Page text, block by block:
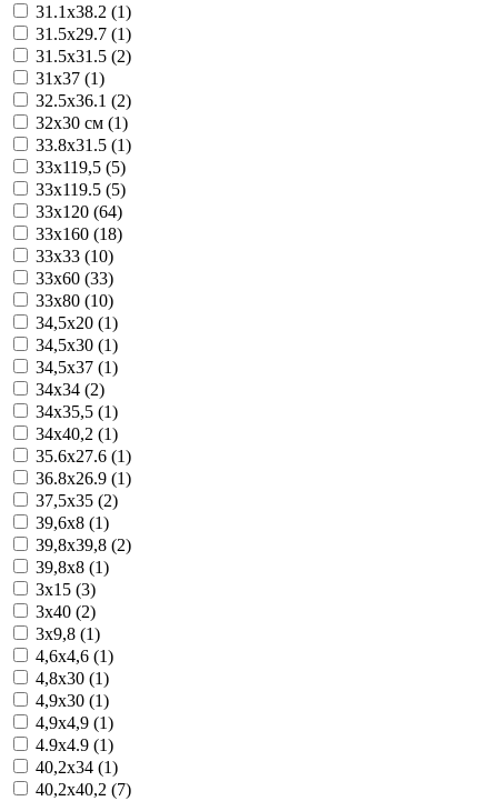
31.1x38.2 (1)
31.5x29.7 (1)
31.5x31.5 (2)
31x37 (1)
32.5x36.1 (2)
32x30 см (1)
33.8x31.5 (1)
33x119,5 (5)
33x119.5 (5)
33x120 (64)
33x160 (18)
33x33 (10)
33x60 (33)
33x80 (10)
34,5x20 (1)
34,5x30 (1)
34,5x37 (1)
34x34 (2)
34x35,5 (1)
34x40,2 (1)
35.6x27.6 (1)
36.8x26.9 (1)
37,5x35 (2)
39,6x8 (1)
39,8x39,8 (2)
39,8x8 (1)
3x15 (3)
3x40 (2)
3x9,8 (1)
4,6x4,6 (1)
4,8x30 (1)
4,9x30 (1)
4,9x4,9 (1)
4.9x4.9 (1)
40,2x34 (1)
40,2x40,2 (7)